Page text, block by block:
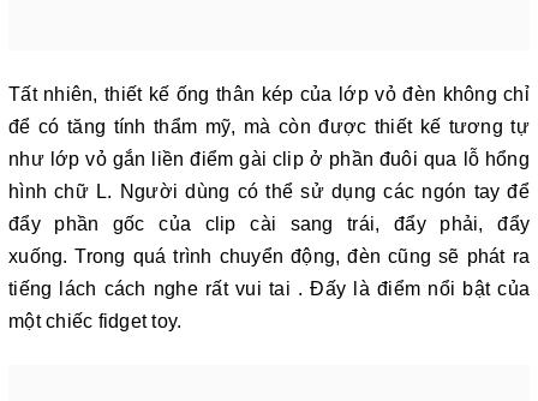
Tất nhiên, thiết kế ống thân kép của lớp vỏ đèn không chỉ
để có tăng tính thẩm mỹ, mà còn được thiết kế tương tự
như lớp vỏ gắn liền điểm gài clip ở phần đuôi qua lỗ hổng
hình chữ L. Người dùng có thể sử dụng các ngón tay để
đẩy phần gốc của clip cài sang trái, đẩy phải, đẩy
xuống. Trong quá trình chuyển động, đèn cũng sẽ phát ra
tiếng lách cách nghe rất vui tai . Đấy là điểm nổi bật của
một chiếc fidget toy.